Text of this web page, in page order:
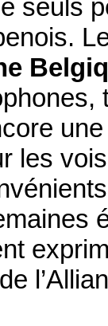
seuls
les